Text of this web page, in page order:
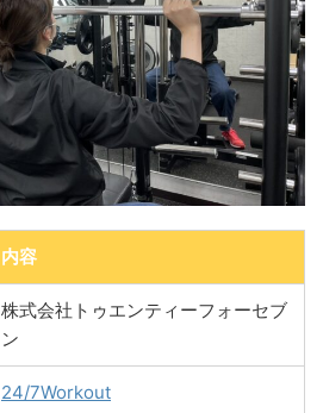
内容
株式会社トゥエンティーフォーセブ
ン
24/7Workout